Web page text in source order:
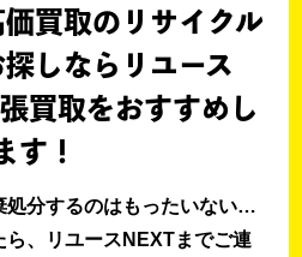
買取のリサイクル
しならリユース
買取をおすすめし
す！
処分するのはもったいない…
ら、リユースNEXTまでご連